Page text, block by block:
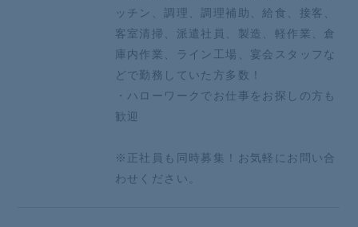
ッチン、調理、調理補助、給食、接客、
客室清掃、派遣社員、製造、軽作業、倉
庫内作業、ライン工場、宴会スタッフな
どで勤務していた方多数！
・ハローワークでお仕事をお探しの方も
歓迎
※正社員も同時募集！お気軽にお問い合
わせください。